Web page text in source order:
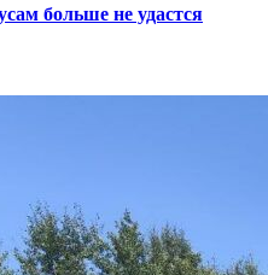
больше не удастся